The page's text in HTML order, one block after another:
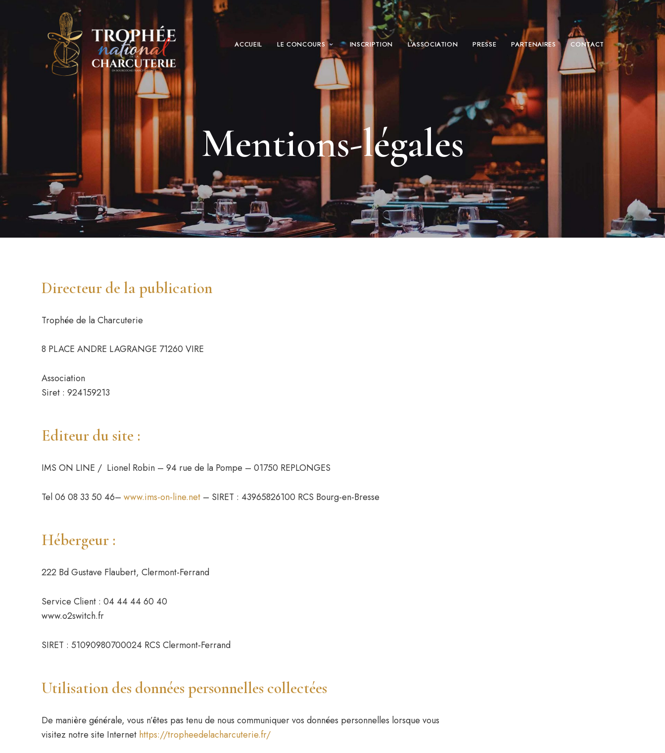
ACCUEIL LE CONCOURS INSCRIPTION L’ASSOCIATION PRESSE PARTENAIRES CONTACT
Mentions-légales
Directeur de la publication
Trophée de la Charcuterie
8 PLACE ANDRE LAGRANGE 71260 VIRE
Association
Siret : 924159213
Editeur du site :
IMS ON LINE / Lionel Robin – 94 rue de la Pompe – 01750 REPLONGES
Tel 06 08 33 50 46– www.ims-on-line.net – SIRET : 43965826100 RCS Bourg-en-Bresse
Hébergeur :
222 Bd Gustave Flaubert, Clermont-Ferrand
Service Client : 04 44 44 60 40
www.o2switch.fr
SIRET : 51090980700024 RCS Clermont-Ferrand
Utilisation des données personnelles collectées
De manière générale, vous n’êtes pas tenu de nous communiquer vos données personnelles lorsque vous
visitez notre site Internet https://tropheedelacharcuterie.fr/
Panneau de gestion des cookies